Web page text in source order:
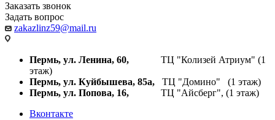
Заказать звонок
Задать вопрос
zakazlinz59@mail.ru
Пермь, ул. Ленина, 60, ТЦ "Колизей Атриум" (1
этаж)
Пермь, ул. Куйбышева, 85а, ТЦ "Домино" (1 этаж)
Пермь, ул. Попова, 16, ТЦ "Айсберг", (1 этаж)
Вконтакте